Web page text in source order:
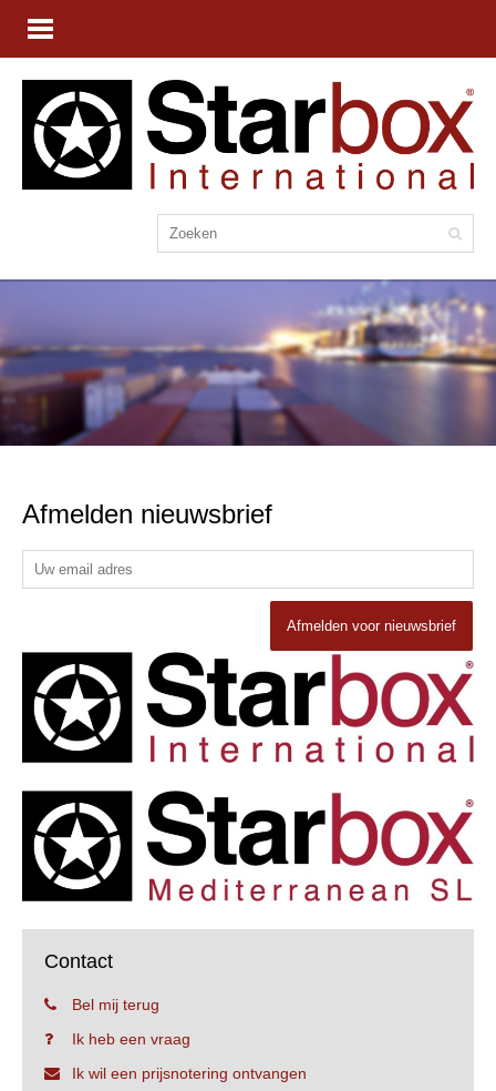
Afmelden nieuwsbrief
Afmelden voor nieuwsbrief
Contact
Bel mij terug
Ik heb een vraag
Ik wil een prijsnotering ontvangen